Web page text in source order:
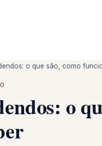
o que são, como
o